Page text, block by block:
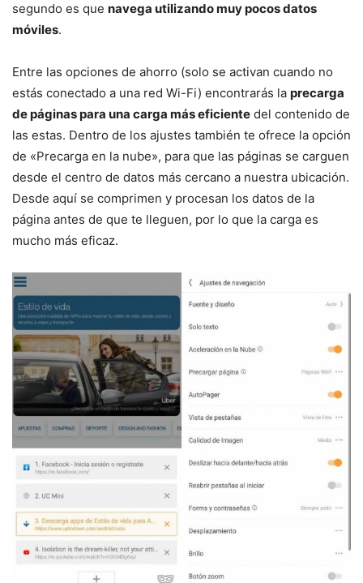
segundo es que navega utilizando muy pocos datos
móviles.
Entre las opciones de ahorro (solo se activan cuando no
estás conectado a una red Wi-Fi) encontrarás la precarga
de páginas para una carga más eficiente del contenido de
las estas. Dentro de los ajustes también te ofrece la opción
de «Precarga en la nube», para que las páginas se carguen
desde el centro de datos más cercano a nuestra ubicación.
Desde aquí se comprimen y procesan los datos de la
página antes de que te lleguen, por lo que la carga es
mucho más eficaz.